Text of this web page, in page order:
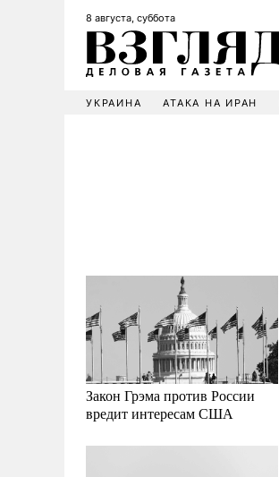
8 августа, суббота
УКРАИНА АТАКА НА ИРАН
Закон Грэма против России
вредит интересам США